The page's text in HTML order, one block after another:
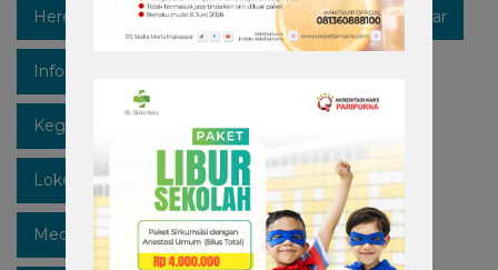
Hereforyou Hidupsehat Hospitalinmakassar
Infokesehatan
Kegiatan Lawan Covid-19
Lokermakassar Makassar Mediaedukasi
Medicalcheckup Open Recruitment